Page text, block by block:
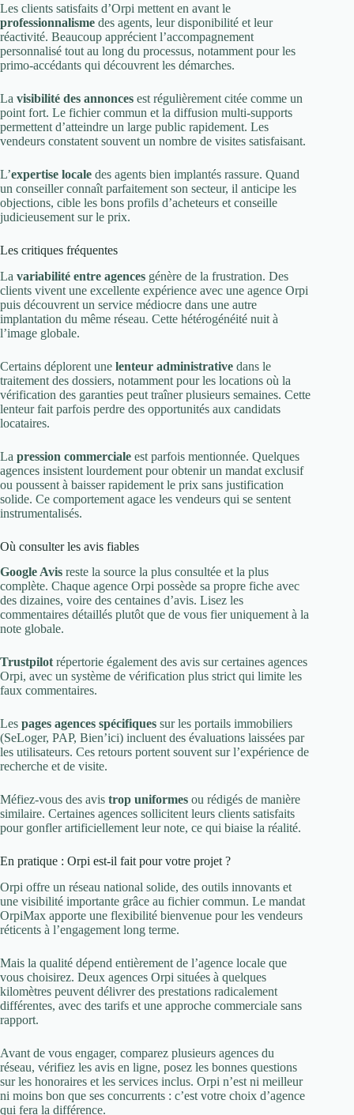
Les clients satisfaits d’Orpi mettent en avant le
professionnalisme des agents, leur disponibilité et leur
réactivité. Beaucoup apprécient l’accompagnement
personnalisé tout au long du processus, notamment pour les
primo-accédants qui découvrent les démarches.
La visibilité des annonces est régulièrement citée comme un
point fort. Le fichier commun et la diffusion multi-supports
permettent d’atteindre un large public rapidement. Les
vendeurs constatent souvent un nombre de visites satisfaisant.
L’expertise locale des agents bien implantés rassure. Quand
un conseiller connaît parfaitement son secteur, il anticipe les
objections, cible les bons profils d’acheteurs et conseille
judicieusement sur le prix.
Les critiques fréquentes
La variabilité entre agences génère de la frustration. Des
clients vivent une excellente expérience avec une agence Orpi
puis découvrent un service médiocre dans une autre
implantation du même réseau. Cette hétérogénéité nuit à
l’image globale.
Certains déplorent une lenteur administrative dans le
traitement des dossiers, notamment pour les locations où la
vérification des garanties peut traîner plusieurs semaines. Cette
lenteur fait parfois perdre des opportunités aux candidats
locataires.
La pression commerciale est parfois mentionnée. Quelques
agences insistent lourdement pour obtenir un mandat exclusif
ou poussent à baisser rapidement le prix sans justification
solide. Ce comportement agace les vendeurs qui se sentent
instrumentalisés.
Où consulter les avis fiables
Google Avis reste la source la plus consultée et la plus
complète. Chaque agence Orpi possède sa propre fiche avec
des dizaines, voire des centaines d’avis. Lisez les
commentaires détaillés plutôt que de vous fier uniquement à la
note globale.
Trustpilot répertorie également des avis sur certaines agences
Orpi, avec un système de vérification plus strict qui limite les
faux commentaires.
Les pages agences spécifiques sur les portails immobiliers
(SeLoger, PAP, Bien’ici) incluent des évaluations laissées par
les utilisateurs. Ces retours portent souvent sur l’expérience de
recherche et de visite.
Méfiez-vous des avis trop uniformes ou rédigés de manière
similaire. Certaines agences sollicitent leurs clients satisfaits
pour gonfler artificiellement leur note, ce qui biaise la réalité.
En pratique : Orpi est-il fait pour votre projet ?
Orpi offre un réseau national solide, des outils innovants et
une visibilité importante grâce au fichier commun. Le mandat
OrpiMax apporte une flexibilité bienvenue pour les vendeurs
réticents à l’engagement long terme.
Mais la qualité dépend entièrement de l’agence locale que
vous choisirez. Deux agences Orpi situées à quelques
kilomètres peuvent délivrer des prestations radicalement
différentes, avec des tarifs et une approche commerciale sans
rapport.
Avant de vous engager, comparez plusieurs agences du
réseau, vérifiez les avis en ligne, posez les bonnes questions
sur les honoraires et les services inclus. Orpi n’est ni meilleur
ni moins bon que ses concurrents : c’est votre choix d’agence
qui fera la différence.